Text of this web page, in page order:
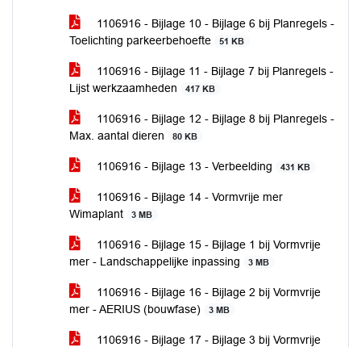
1106916 - Bijlage 10 - Bijlage 6 bij Planregels -
Toelichting parkeerbehoefte
51 KB
1106916 - Bijlage 11 - Bijlage 7 bij Planregels -
Lijst werkzaamheden
417 KB
1106916 - Bijlage 12 - Bijlage 8 bij Planregels -
Max. aantal dieren
80 KB
1106916 - Bijlage 13 - Verbeelding 431 KB
1106916 - Bijlage 14 - Vormvrije mer
Wimaplant
3 MB
1106916 - Bijlage 15 - Bijlage 1 bij Vormvrije
mer - Landschappelijke inpassing
3 MB
1106916 - Bijlage 16 - Bijlage 2 bij Vormvrije
mer - AERIUS (bouwfase)
3 MB
1106916 - Bijlage 17 - Bijlage 3 bij Vormvrije